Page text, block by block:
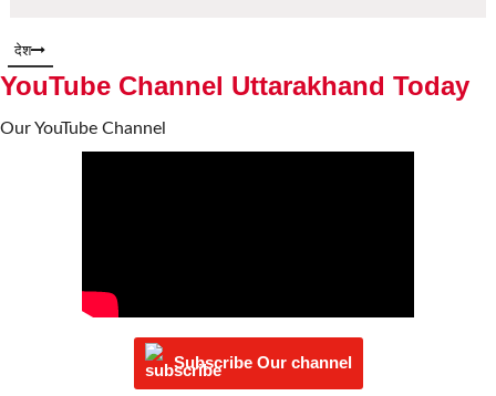
देश
YouTube Channel Uttarakhand Today
Our YouTube Channel
Subscribe Our channel